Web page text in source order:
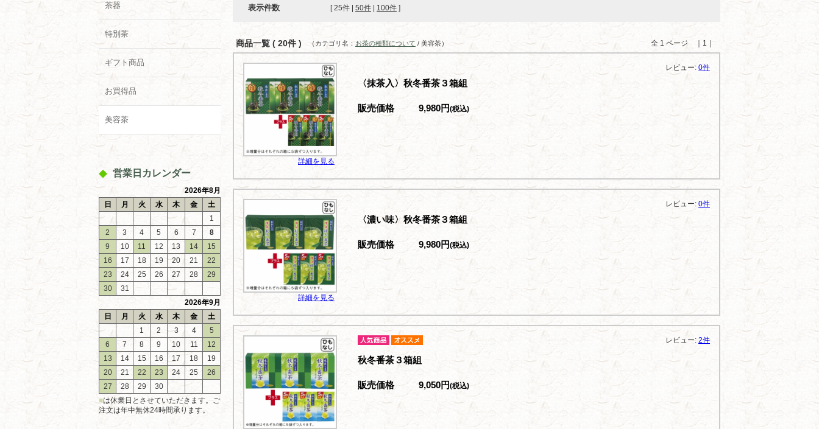
茶器
特別茶
ギフト商品
お買得品
美容茶
営業日カレンダー
2026年8月
日
月 火 水 木 金
土
1
2
3 4 5 6 7
8
9
10 11 12 13 14
15
16
17 18 19 20 21
22
23
24 25 26 27 28
29
30
31
2026年9月
日
月 火 水 木 金
土
1
2 3 4
5
6
7 8 9 10 11
12
13
14 15 16 17 18
19
20
21 22 23 24 25
26
27
28 29
30
■は休業日とさせていただきます。ご
注文は年中無休24時間承ります。
表示件数 [ 25件 50件 100件 ]
商品一覧 ( 20件 ) 全 1 ページ ｜1｜
（カテゴリ名： お茶の種類について / 美容茶）
詳細を見る
レビュー: 0件
〈抹茶入〉秋冬番茶３箱組
販売価格 9,980円(税込)
詳細を見る
レビュー: 0件
〈濃い味〉秋冬番茶３箱組
販売価格 9,980円(税込)
レビュー: 2件
秋冬番茶３箱組
販売価格 9,050円(税込)